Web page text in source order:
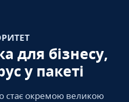
для бізнесу,
у пакеті
стає окремою великою